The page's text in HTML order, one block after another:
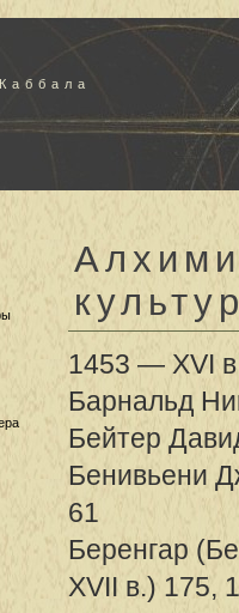
1453 — XVI
Барнальд
Бейтер
Бенивьени
61
Беренгар
XVII в.) 175,